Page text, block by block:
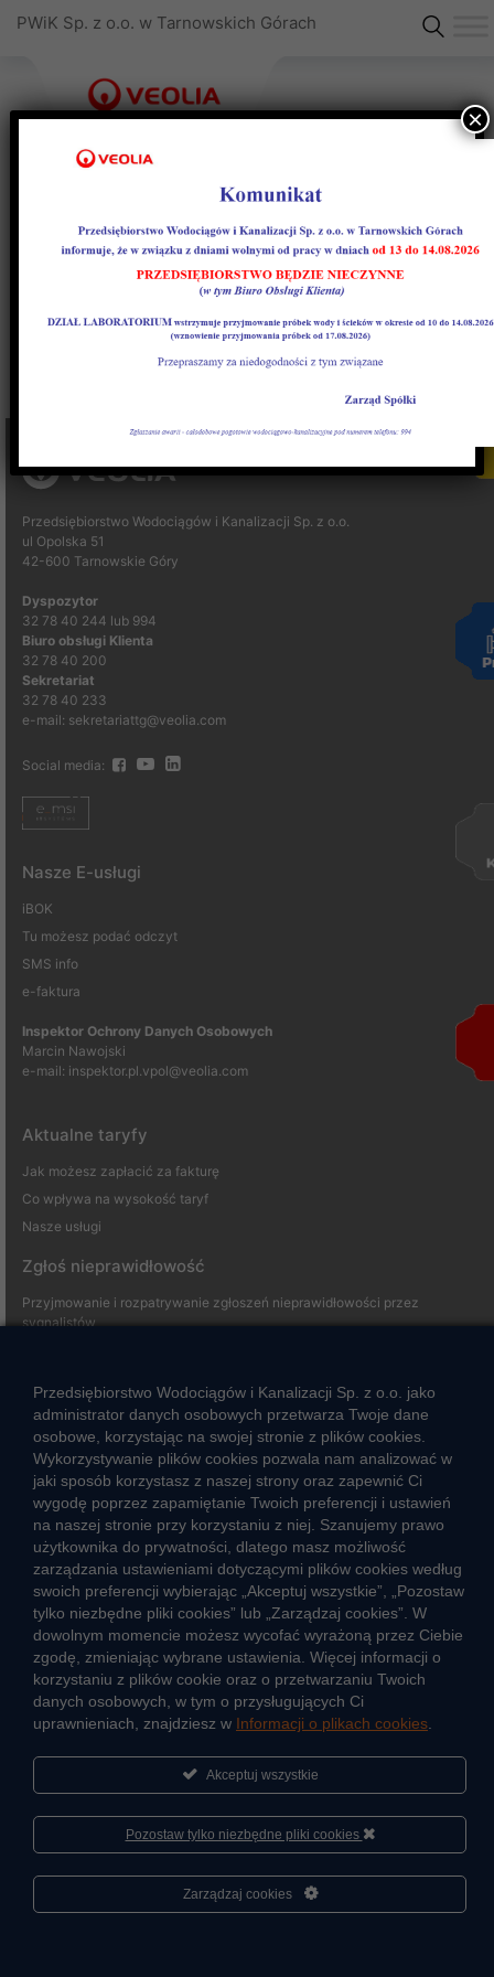
PWiK Sp. z o.o. w Tarnowskich Górach
Organizacja
Przedsiębiorstwo Wodociągów i Kanalizacji Sp. z o.o.
ul Opolska 51
42-600 Tarnowskie Góry
Dyspozytor
32 78 40 244 lub 994
Biuro obsługi Klienta
32 78 40 200
Sekretariat
32 78 40 233
e-mail: sekretariattg@veolia.com
Social media:
Nasze E-usługi
iBOK
Tu możesz podać odczyt
SMS info
e-faktura
Inspektor Ochrony Danych Osobowych
Marcin Nawojski
e-mail: inspektor.pl.vpol@veolia.com
Aktualne taryfy
Jak możesz zapłacić za fakturę
Co wpływa na wysokość taryf
Nasze usługi
Zgłoś nieprawidłowość
Przyjmowanie i rozpatrywanie zgłoszeń nieprawidłowości przez
sygnalistów
Strefa klienta
Aktualności
Informacja o jakości wody
Informacje o przerwach w dostawie wody
Pogotowie wodociągowe
Jak oszczędzać wodę
Czego nie wrzucać do kanalizacji
Jak unikać strat wody
Nawyki eko-mieszkańca
Dane kluczowe
Sieć wodociągowa i ujęcia wody
Jak kontrolujemy jakość wody i ścieków
Cyberbezpieczeństwo
Sportowa Akademia Veolia
×
Przedsiębiorstwo Wodociągów i Kanalizacji Sp. z o.o. jako
administrator danych osobowych przetwarza Twoje dane
osobowe, korzystając na swojej stronie z plików cookies.
Wykorzystywanie plików cookies pozwala nam analizować w
jaki sposób korzystasz z naszej strony oraz zapewnić Ci
wygodę poprzez zapamiętanie Twoich preferencji i ustawień
na naszej stronie przy korzystaniu z niej. Szanujemy prawo
użytkownika do prywatności, dlatego masz możliwość
zarządzania ustawieniami dotyczącymi plików cookies według
swoich preferencji wybierając „Akceptuj wszystkie”, „Pozostaw
tylko niezbędne pliki cookies” lub „Zarządzaj cookies”. W
dowolnym momencie możesz wycofać wyrażoną przez Ciebie
zgodę, zmieniając wybrane ustawienia. Więcej informacji o
korzystaniu z plików cookie oraz o przetwarzaniu Twoich
danych osobowych, w tym o przysługujących Ci
uprawnieniach, znajdziesz w Informacji o plikach cookies
Akceptuj wszystkie
Pozostaw tylko niezbędne pliki cookies
Zarządzaj cookies